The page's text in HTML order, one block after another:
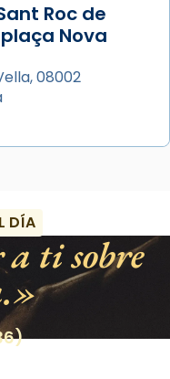
Roc de
Nova
08002
DÍA
ti sobre